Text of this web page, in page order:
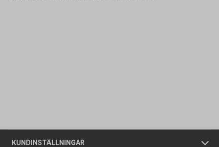
KUNDINSTÄLLNINGAR
Företagskund / Privatkund
Allmänna försäljningsvillkor
Butiker
Om oss